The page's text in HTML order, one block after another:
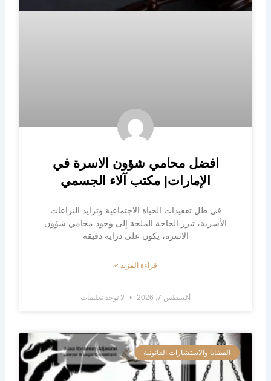
افضل محامي شؤون الاسرة في
الإمارات| مكتب آلاء الجسمي
في ظل تعقيدات الحياة الاجتماعية وتزايد النزاعات
الأسرية، تبرز الحاجة الملحة إلى وجود محامي شؤون
الاسرة، يكون على دراية دقيقة
قراءة المزيد »
أغسطس 7, 2026 لا توجد تعليقات
القضايا والاستشارات القانونية